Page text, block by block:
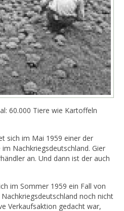
60.000 Tiere wie Kartoffeln
sich im Mai 1959 einer der
Nachkriegsdeutschland. Gier
an. Und dann ist der auch
im Sommer 1959 ein Fall von
noch nicht
Verkaufsaktion gedacht war,